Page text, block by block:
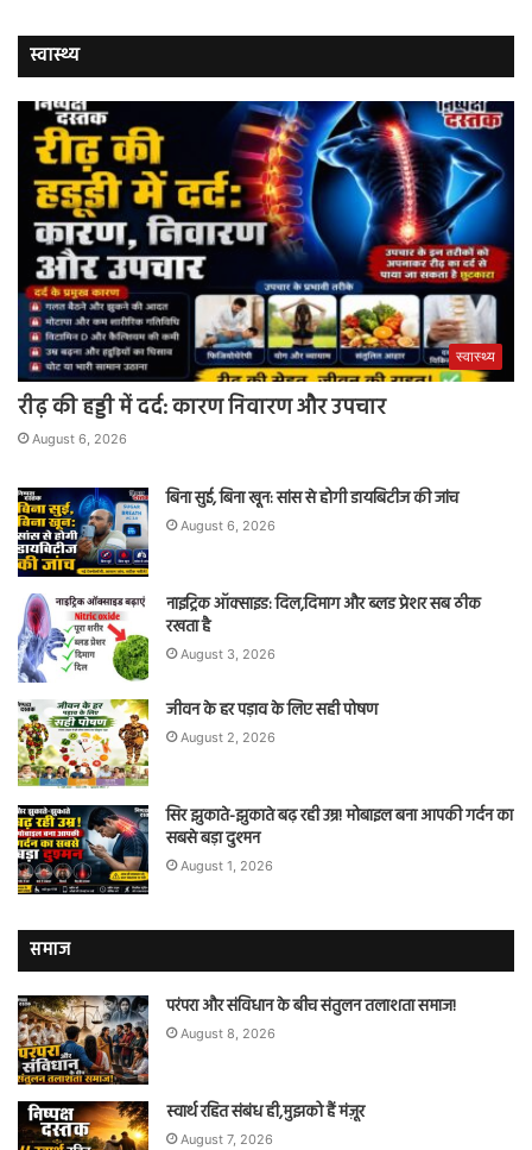
स्वास्थ्य
स्वास्थ्य
रीढ़ की हड्डी में दर्द: कारण निवारण और उपचार
August 6, 2026
बिना सुई, बिना खून: सांस से होगी डायबिटीज की जांच
August 6, 2026
नाइट्रिक ऑक्साइड: दिल,दिमाग और ब्लड प्रेशर सब ठीक
रखता है
August 3, 2026
जीवन के हर पड़ाव के लिए सही पोषण
August 2, 2026
सिर झुकाते-झुकाते बढ़ रही उम्र! मोबाइल बना आपकी गर्दन का
सबसे बड़ा दुश्मन
August 1, 2026
समाज
परंपरा और संविधान के बीच संतुलन तलाशता समाज!
August 8, 2026
स्वार्थ रहित संबंध ही,मुझको हैं मंज़ूर
August 7, 2026